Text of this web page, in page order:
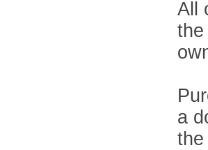
All
a